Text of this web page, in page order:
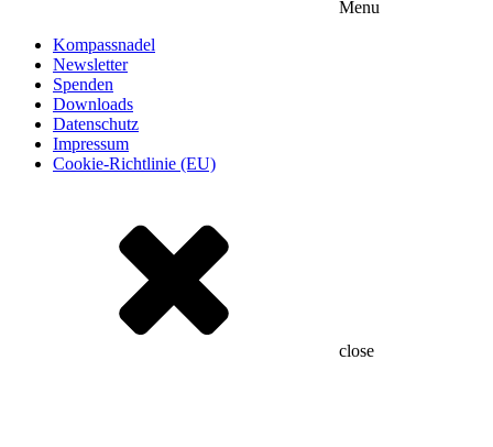
Menu
Kompassnadel
Newsletter
Spenden
Downloads
Datenschutz
Impressum
Cookie-Richtlinie (EU)
close